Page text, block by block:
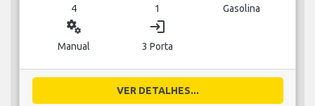
4 1 Gasolina
miscellaneous_services
Manual
login
3 Porta
VER DETALHES...